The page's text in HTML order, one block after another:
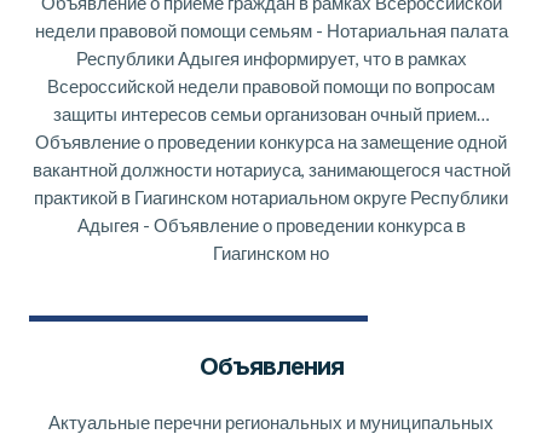
недели правовой помощи семьям - Нотариальная палата
Республики Адыгея информирует, что в рамках
Всероссийской недели правовой помощи по вопросам
защиты интересов семьи организован очный прием…
Объявление о проведении конкурса на замещение одной
вакантной должности нотариуса, занимающегося частной
практикой в Гиагинском нотариальном округе Республики
Адыгея - Объявление о проведении конкурса в
Гиагинском но
Объявления
Актуальные перечни региональных и муниципальных